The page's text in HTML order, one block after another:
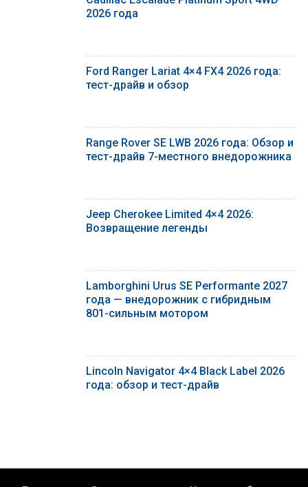
2026 года
Ford Ranger Lariat 4×4 FX4 2026 года:
тест-драйв и обзор
Range Rover SE LWB 2026 года: Обзор и
тест-драйв 7-местного внедорожника
Jeep Cherokee Limited 4×4 2026:
Возвращение легенды
Lamborghini Urus SE Performante 2027
года — внедорожник с гибридным
801-сильным мотором
Lincoln Navigator 4×4 Black Label 2026
года: обзор и тест-драйв